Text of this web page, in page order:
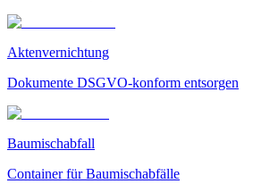
Aktenvernichtung
Dokumente DSGVO-konform entsorgen
Baumischabfall
Container für Baumischabfälle